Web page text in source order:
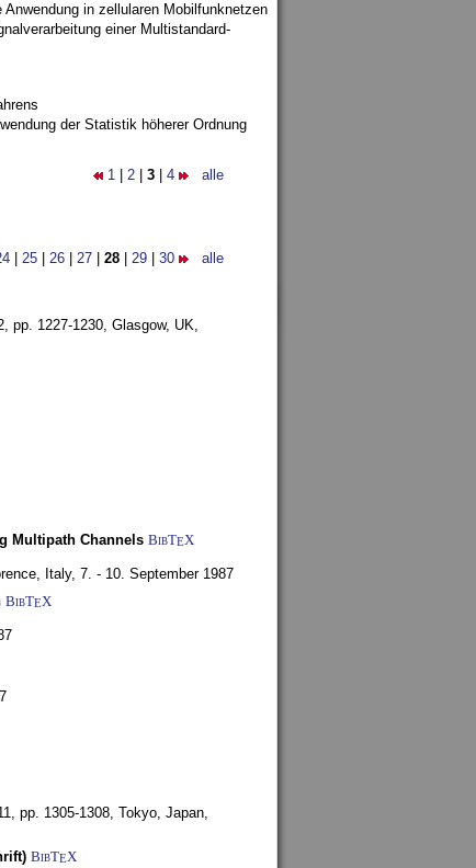
in zellularen Mobilfunknetzen
einer Multistandard-
der Statistik höherer Ordnung
1 2 3 4 alle
25 26 27 28 29 30 alle
pp. 1227-1230, Glasgow, UK,
Multipath Channels BibTEX
Italy, 7. - 10. September 1987
BibTEX
pp. 1305-1308, Tokyo, Japan,
BibTEX